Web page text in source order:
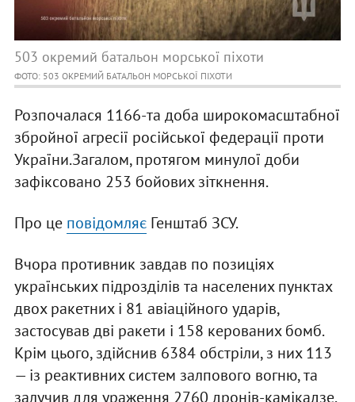
503 окремий батальон морської піхоти
ФОТО: 503 ОКРЕМИЙ БАТАЛЬОН МОРСЬКОЇ ПІХОТИ
Розпочалася 1166-та доба широкомасштабної
збройної агресії російської федерації проти
України.Загалом, протягом минулої доби
зафіксовано 253 бойових зіткнення.
Про це повідомляєГенштаб ЗСУ.
Вчора противник завдав по позиціях
українських підрозділів та населених пунктах
двох ракетних і 81 авіаційного ударів,
застосував дві ракети і 158 керованих бомб.
Крім цього, здійснив 6384 обстріли, з них 113
— із реактивних систем залпового вогню, та
залучив для ураження 2760 дронів-камікадзе.